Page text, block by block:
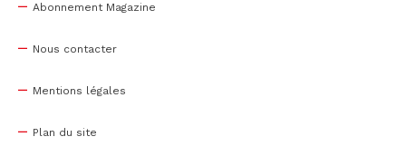
Abonnement Magazine
Nous contacter
Mentions légales
Plan du site